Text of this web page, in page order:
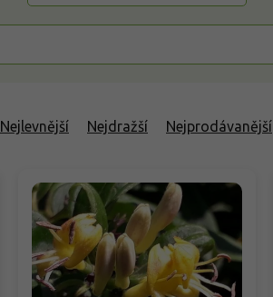
Nejlevnější Nejdražší Nejprodávanější